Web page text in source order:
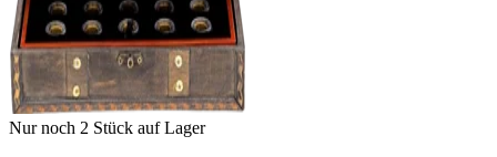
Nur noch 2 Stück auf Lager